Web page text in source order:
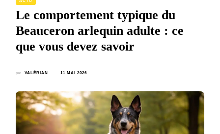
Le comportement typique du
Beauceron arlequin adulte : ce
que vous devez savoir
par VALÉRIAN 11 MAI 2026